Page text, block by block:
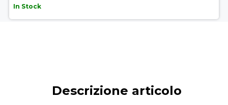
In Stock
Descrizione articolo